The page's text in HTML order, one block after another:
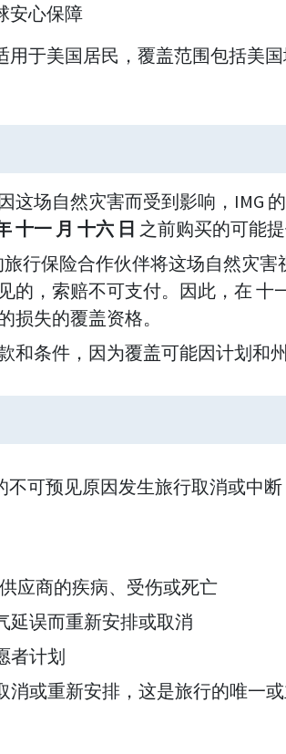
安心保障
于美国居民，覆盖范围包括美国
场自然灾害而受到影响，IMG
十一 月 十六 日 之前购买的可能提
行保险合作伙伴将这场自然灾害
，索赔不可支付。因此，在 十
损失的覆盖资格。
和条件，因为覆盖可能因计划和州
不可预见原因发生旅行取消或中
应商的疾病、受伤或死亡
延误而重新安排或取消
者计划
或重新安排，这是旅行的唯一